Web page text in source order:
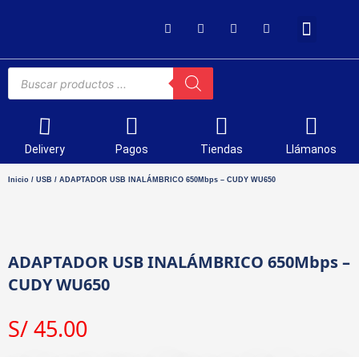
Delivery Pagos Tiendas Llámanos
Inicio / USB / ADAPTADOR USB INALÁMBRICO 650Mbps – CUDY WU650
ADAPTADOR USB INALÁMBRICO 650Mbps –
CUDY WU650
S/45.00